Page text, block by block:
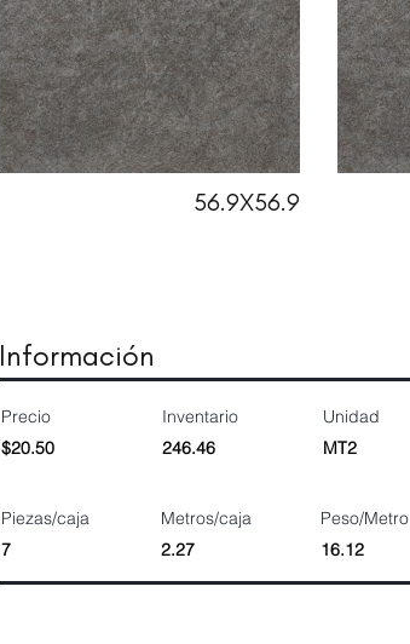
56.9X56.9
Información
Precio Inventario
Unidad
$20.50
246.46 MT2
Piezas/caja Metros/caja Peso/Metro
7
2.27 16.12